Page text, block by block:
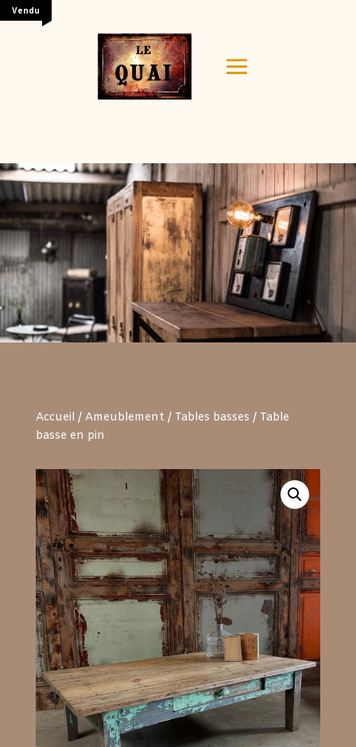
Vendu
Your content goes here. Edit or remove this text inline
or in the module Content settings. You can also style
every aspect of this content in the module Design
settings and even apply custom CSS to this text in the
module Advanced settings.
Accueil / Ameublement / Tables basses / Table
basse en pin